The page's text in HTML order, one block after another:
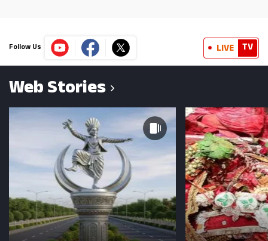
Follow Us LIVE TV
Web Stories